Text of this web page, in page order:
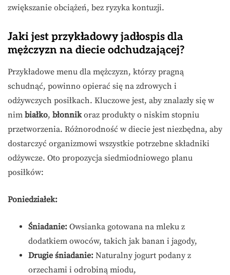
zwiększanie obciążeń, bez ryzyka kontuzji.
Jaki jest przykładowy jadłospis dla
mężczyzn na diecie odchudzającej?
Przykładowe menu dla mężczyzn, którzy pragną
schudnąć, powinno opierać się na zdrowych i
odżywczych posiłkach. Kluczowe jest, aby znalazły się w
nim białko, błonnikoraz produkty o niskim stopniu
przetworzenia. Różnorodność w diecie jest niezbędna, aby
dostarczyć organizmowi wszystkie potrzebne składniki
odżywcze. Oto propozycja siedmiodniowego planu
posiłków:
Poniedziałek:
Śniadanie: Owsianka gotowana na mleku z
dodatkiem owoców, takich jak banan i jagody,
Drugie śniadanie: Naturalny jogurt podany z
orzechami i odrobiną miodu,